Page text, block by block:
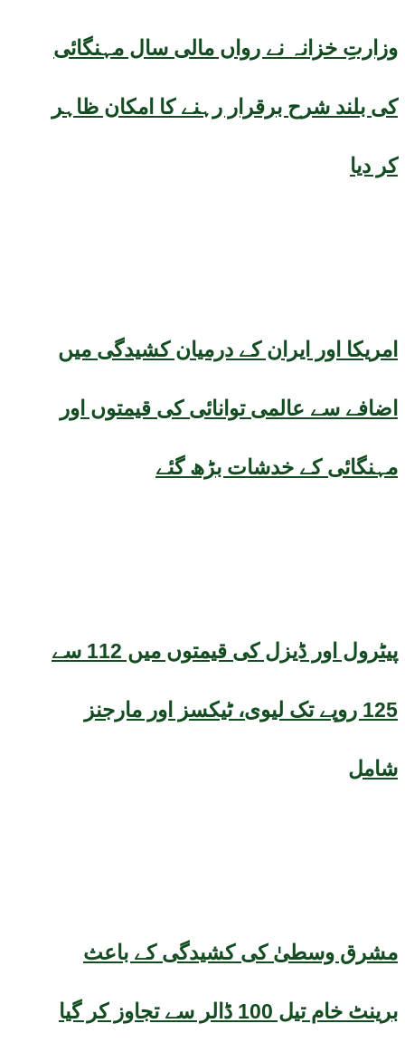
وزارتِ خزانہ نے رواں مالی سال مہنگائی
کی بلند شرح برقرار رہنے کا امکان ظاہر
کر دیا
امریکا اور ایران کے درمیان کشیدگی میں
اضافے سے عالمی توانائی کی قیمتوں اور
مہنگائی کے خدشات بڑھ گئے
پیٹرول اور ڈیزل کی قیمتوں میں 112 سے
125 روپے تک لیوی، ٹیکسز اور مارجنز
شامل
مشرق وسطیٰ کی کشیدگی کے باعث
برینٹ خام تیل 100 ڈالر سے تجاوز کر گیا